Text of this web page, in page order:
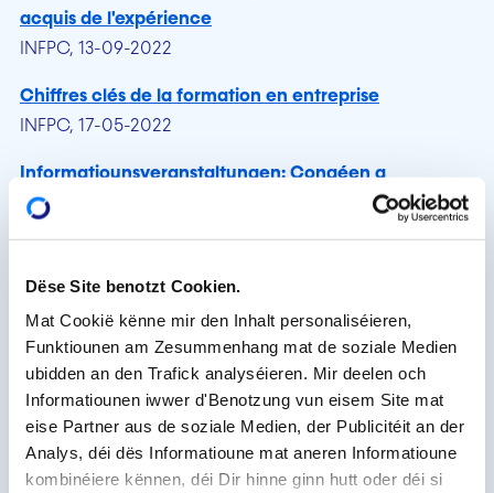
Dëse Site benotzt Cookien.
Mat Cookië kënne mir den Inhalt personaliséieren,
Funktiounen am Zesummenhang mat de soziale Medien
ubidden an den Trafick analyséieren. Mir deelen och
Informatiounen iwwer d'Benotzung vun eisem Site mat
eise Partner aus de soziale Medien, der Publicitéit an der
Analys, déi dës Informatioune mat aneren Informatioune
kombinéiere kënnen, déi Dir hinne ginn hutt oder déi si
acquis de l'expérience
INFPC, 13-09-2022
Chiffres clés de la formation en entreprise
INFPC, 17-05-2022
Informatiounsveranstaltungen: Congéen a
Bäihëllefen am Formatiounsberäich fir
Séances d'information: congés et aides à la
formation pour particuliers
INFPC, 03-05-2022
Répertoire des organismes de formation 2022 : focus
sur 445 professionnels de la formation
INFPC, 28-04-2022